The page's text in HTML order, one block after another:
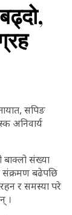
सपिङ
अनिवार्य
बाक्लो संख्या
संक्रमण बढेपछि
र समस्या परे
।